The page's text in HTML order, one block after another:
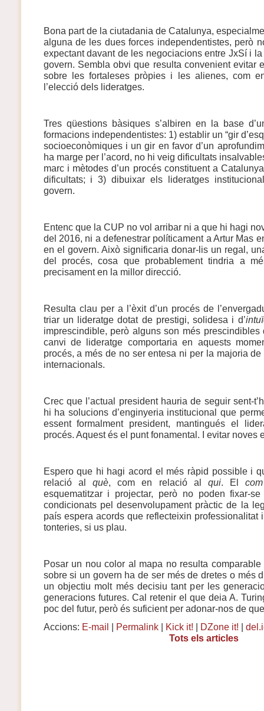
Bona part de la ciutadania de Catalunya,
alguna de les dues forces independentistes, però
expectant davant de les negociacions entre JxSí i
govern. Sembla obvi que resulta convenient evitar
sobre les fortaleses pròpies i les alienes, com
l’elecció dels lideratges.
Tres qüestions bàsiques s’albiren en la base
formacions independentistes: 1) establir un “gir
socioeconòmiques i un gir en favor d’un
ha marge per l’acord, no hi veig dificultats
marc i mètodes d’un procés constituent a
dificultats; i 3) dibuixar els lideratges
govern.
Entenc que la CUP no vol arribar ni a que hi hagi
del 2016, ni a defenestrar políticament a Artur Mas
en el govern. Això significaria donar-lis un regal,
del procés, cosa que probablement tindria a
precisament en la millor direcció.
Resulta clau per a l’èxit d’un procés de
triar un lideratge dotat de prestigi, solidesa i d’
imprescindible, però alguns son més
canvi de lideratge comportaria en aquests
procés, a més de no ser entesa ni per la majoria de
internacionals.
Crec que l’actual president hauria de seguir sent-
hi ha solucions d’enginyeria institucional que
essent formalment president, mantingués el
procés. Aquest és el punt fonamental. I evitar noves
Espero que hi hagi acord el més ràpid possible i
relació al què, com en relació alqui . Elcom
esquematitzar i projectar, però no poden fixar-
condicionats pel desenvolupament pràctic de la
país espera acords que reflecteixin professionalitat
tonteries, si us plau.
Posar un nou color al mapa no resulta
sobre si un govern ha de ser més de dretes o més
un objectiu molt més decisiu tant per les
generacions futures. Cal retenir el que deia A.
poc del futur, però és suficient per adonar-nos de
Accions: E-mail | Permalink| Kick it! | DZone it! |
Tots els articles